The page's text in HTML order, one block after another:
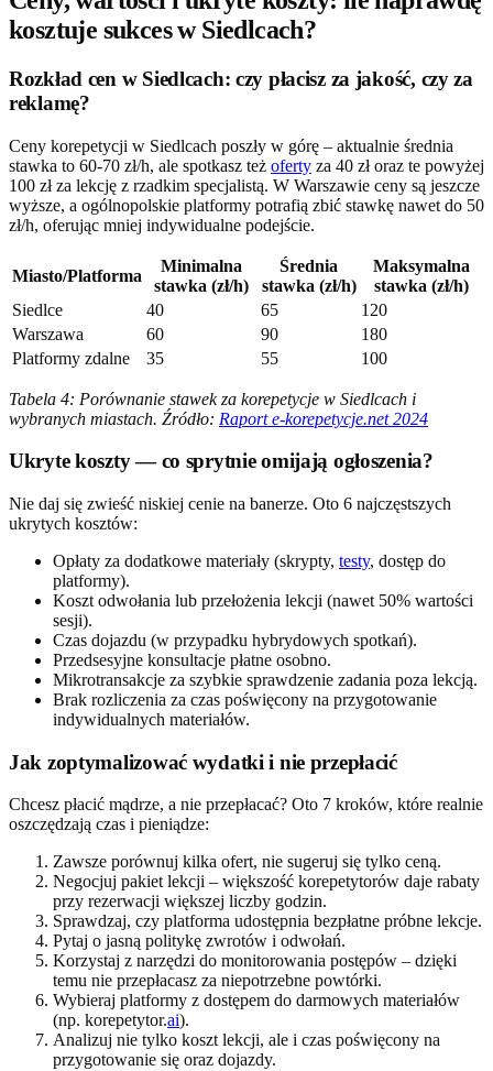
kosztuje sukces w Siedlcach?
Rozkład cen w Siedlcach: czy płacisz za jakość, czy za
reklamę?
Ceny korepetycji w Siedlcach poszły w górę – aktualnie średnia
stawka to 60-70 zł/h, ale spotkasz też oferty za 40 zł oraz te powyżej
100 zł za lekcję z rzadkim specjalistą. W Warszawie ceny są jeszcze
wyższe, a ogólnopolskie platformy potrafią zbić stawkę nawet do 50
zł/h, oferując mniej indywidualne podejście.
Miasto/Platforma
Minimalna
stawka (zł/h)
Średnia
stawka (zł/h)
Maksymalna
stawka (zł/h)
Siedlce
40 65
120
Warszawa
60 90
180
Platformy zdalne
35 55 100
Tabela 4: Porównanie stawek za korepetycje w Siedlcach i
wybranych miastach. Źródło: Raport e-korepetycje.net 2024
Ukryte koszty — co sprytnie omijają ogłoszenia?
Nie daj się zwieść niskiej cenie na banerze. Oto 6 najczęstszych
ukrytych kosztów:
Opłaty za dodatkowe materiały (skrypty, testy, dostęp do
platformy).
Koszt odwołania lub przełożenia lekcji (nawet 50% wartości
sesji).
Czas dojazdu (w przypadku hybrydowych spotkań).
Przedsesyjne konsultacje płatne osobno.
Mikrotransakcje za szybkie sprawdzenie zadania poza lekcją.
Brak rozliczenia za czas poświęcony na przygotowanie
indywidualnych materiałów.
Jak zoptymalizować wydatki i nie przepłacić
Chcesz płacić mądrze, a nie przepłacać? Oto 7 kroków, które realnie
oszczędzają czas i pieniądze:
Zawsze porównuj kilka ofert, nie sugeruj się tylko ceną.
Negocjuj pakiet lekcji – większość korepetytorów daje rabaty
przy rezerwacji większej liczby godzin.
Sprawdzaj, czy platforma udostępnia bezpłatne próbne lekcje.
Pytaj o jasną politykę zwrotów i odwołań.
Korzystaj z narzędzi do monitorowania postępów – dzięki
temu nie przepłacasz za niepotrzebne powtórki.
Wybieraj platformy z dostępem do darmowych materiałów
(np. korepetytor.ai).
Analizuj nie tylko koszt lekcji, ale i czas poświęcony na
przygotowanie się oraz dojazdy.